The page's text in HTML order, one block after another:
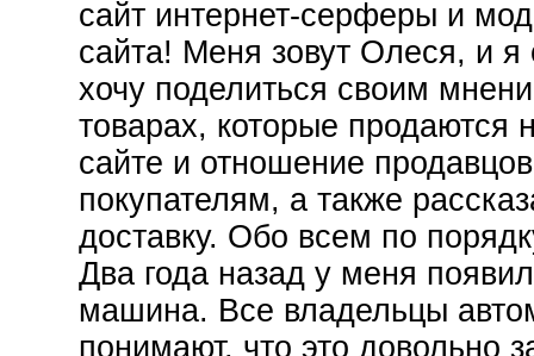
сайт интернет-серферы и
сайта! Меня зовут Олеся, и я
хочу поделиться своим
товарах, которые продаются
сайте и отношение
покупателям, а также
доставку. Обо всем по
Два года назад у меня
машина. Все владельцы
понимают, что это довольно